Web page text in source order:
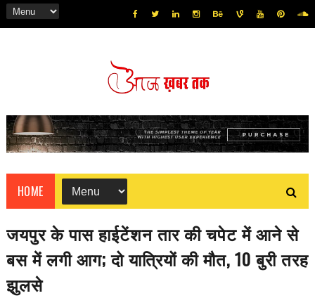
HOME
जयपुर के पास हाईटेंशन तार की चपेट में आने से
बस में लगी आग; दो यात्रियों की मौत, 10 बुरी तरह
झुलसे